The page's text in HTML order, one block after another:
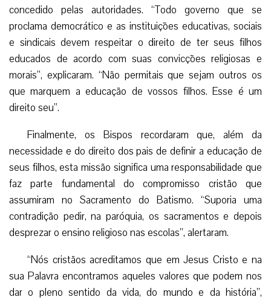
concedido pelas autoridades. “Todo governo que se
proclama democrático e as instituições educativas, sociais
e sindicais devem respeitar o direito de ter seus filhos
educados de acordo com suas convicções religiosas e
morais”, explicaram. “Não permitais que sejam outros os
que marquem a educação de vossos filhos. Esse é um
direito seu”.
Finalmente, os Bispos recordaram que, além da
necessidade e do direito dos pais de definir a educação de
seus filhos, esta missão significa uma responsabilidade que
faz parte fundamental do compromisso cristão que
assumiram no Sacramento do Batismo. “Suporia uma
contradição pedir, na paróquia, os sacramentos e depois
desprezar o ensino religioso nas escolas”, alertaram.
“Nós cristãos acreditamos que em Jesus Cristo e na
sua Palavra encontramos aqueles valores que podem nos
dar o pleno sentido da vida, do mundo e da história”,